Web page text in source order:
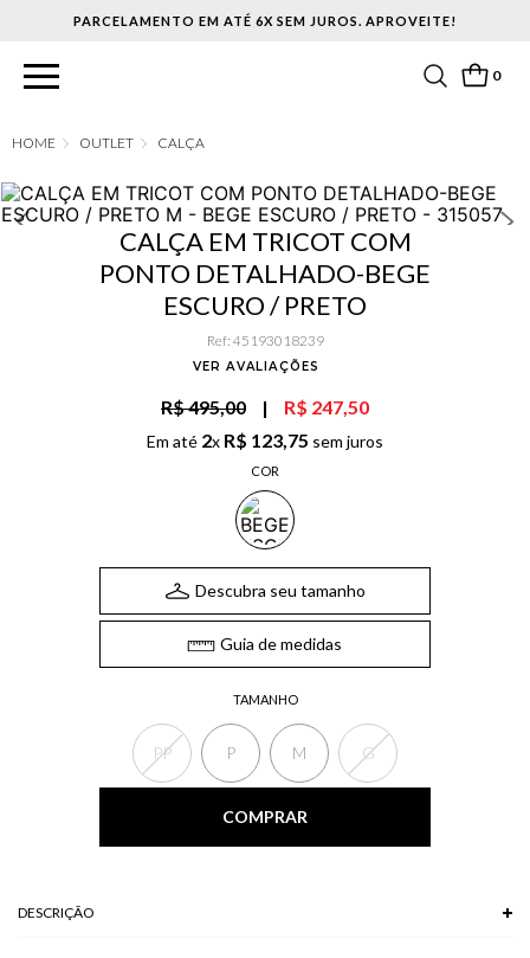
PARCELAMENTO EM ATÉ 6X SEM JUROS. APROVEITE!
0
OUTLET CALÇA
CALÇA EM TRICOT COM
PONTO DETALHADO-BEGE
ESCURO / PRETO
Ref: 45193018239
VER AVALIAÇÕES
R$ 495,00 | R$ 247,50
Em até 2x R$ 123,75 sem juros
COR
TAMANHO
PP P M G
Descubra seu tamanho
Guia de medidas
COMPRAR
DESCRIÇÃO